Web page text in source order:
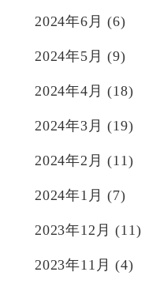
2024年6月 (6)
2024年5月 (9)
2024年4月 (18)
2024年3月 (19)
2024年2月 (11)
2024年1月 (7)
2023年12月 (11)
2023年11月 (4)